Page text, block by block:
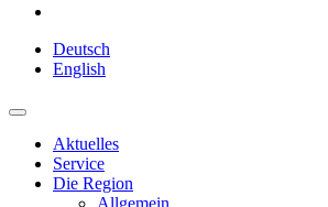
Deutsch
English
Aktuelles
Service
Die Region
Allgemein